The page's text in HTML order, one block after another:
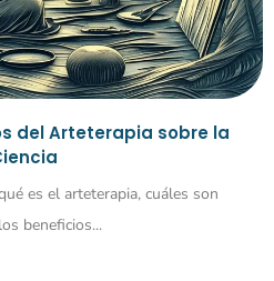
del Arteterapia sobre la
es el arteterapia, cuáles son
beneficios...